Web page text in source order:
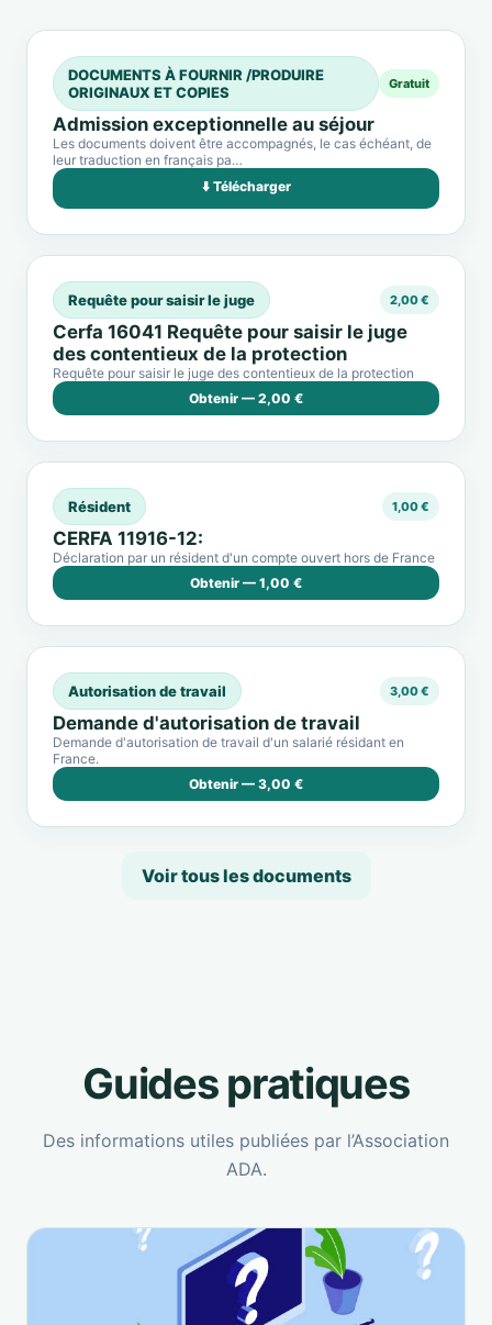
DOCUMENTS À FOURNIR /PRODUIRE
ORIGINAUX ET COPIES
Gratuit
Admission exceptionnelle au séjour
Les documents doivent être accompagnés, le cas échéant, de
leur traduction en français pa…
⬇️ Télécharger
Requête pour saisir le juge 2,00 €
Cerfa 16041 Requête pour saisir le juge
des contentieux de la protection
Requête pour saisir le juge des contentieux de la protection
Obtenir — 2,00 €
Résident 1,00 €
CERFA 11916-12:
Déclaration par un résident d'un compte ouvert hors de France
Obtenir — 1,00 €
Autorisation de travail 3,00 €
Demande d'autorisation de travail
Demande d'autorisation de travail d'un salarié résidant en
France.
Obtenir — 3,00 €
Voir tous les documents
Guides pratiques
Des informations utiles publiées par l’Association
ADA.